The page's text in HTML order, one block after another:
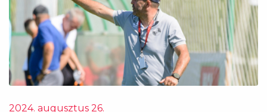
2024. augusztus 26.